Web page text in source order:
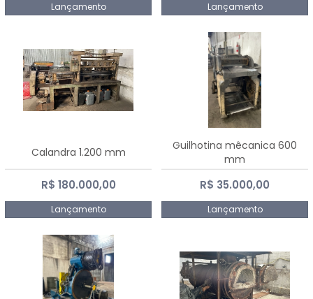
Lançamento Lançamento
Calandra 1.200 mm
R$ 180.000,00
Lançamento
Guilhotina mêcanica 600
mm
R$ 35.000,00
Lançamento